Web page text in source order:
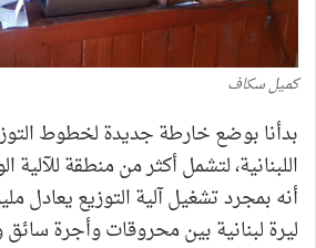
كميل سكاف
بدأنا بوضع خارطة جديدة لخطوط
اللبنانية، لتشمل أكثر من منطقة
أنه بمجرد تشغيل آلية التوزيع يعادل
ليرة لبنانية بين محروقات وأجرة